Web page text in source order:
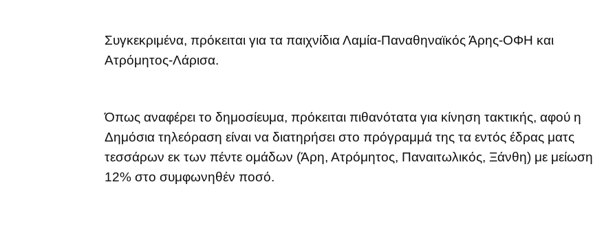
Συγκεκριμένα, πρόκειται για τα παιχνίδια Λαμία-Παναθηναϊκός Άρης-ΟΦΗ και
Ατρόμητος-Λάρισα.
Όπως αναφέρει το δημοσίευμα, πρόκειται πιθανότατα για κίνηση τακτικής, αφού η
Δημόσια τηλεόραση είναι να διατηρήσει στο πρόγραμμά της τα εντός έδρας ματς
τεσσάρων εκ των πέντε ομάδων (Άρη, Ατρόμητος, Παναιτωλικός, Ξάνθη) με μείωση
12% στο συμφωνηθέν ποσό.